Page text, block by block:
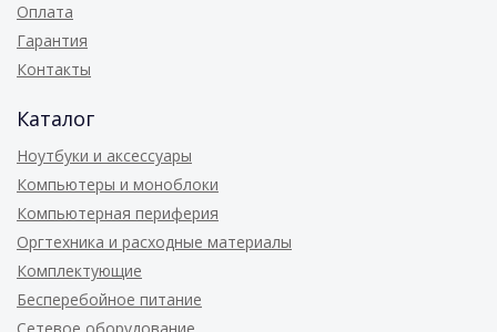
Оплата
Гарантия
Контакты
Каталог
Ноутбуки и аксессуары
Компьютеры и моноблоки
Компьютерная периферия
Оргтехника и расходные материалы
Комплектующие
Бесперебойное питание